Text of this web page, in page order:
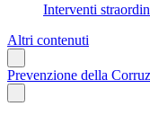
Interventi
Altri contenuti
Prevenzione della